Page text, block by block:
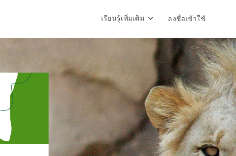
เรียนรู้เพิ่มเติม ลงชื่อเข้าใช้